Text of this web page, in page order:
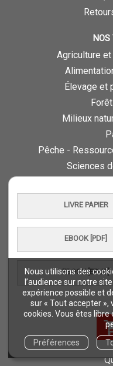
Nous utilisons des
l’audience sur notre
expérience possible et
sur « Tout accepter »,
cookies. Vous êtes
Préférences
LIVRE PAPIER
EBOOK [PDF]
EBOOK [EPUB]
NOS
Agriculture
Élevage et
Milieux
Pêche -
Sciences
Sciences
Vous
Vous